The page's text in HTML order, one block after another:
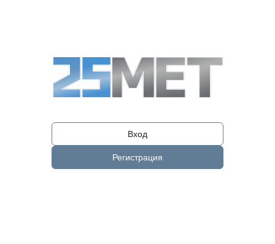
Вход
Регистрация